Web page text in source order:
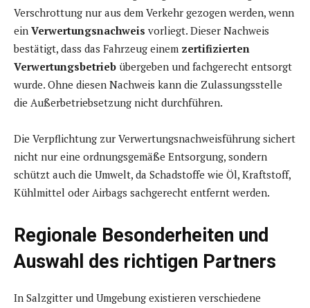
Verschrottung nur aus dem Verkehr gezogen werden, wenn
ein Verwertungsnachweis vorliegt. Dieser Nachweis
bestätigt, dass das Fahrzeug einem zertifizierten
Verwertungsbetrieb übergeben und fachgerecht entsorgt
wurde. Ohne diesen Nachweis kann die Zulassungsstelle
die Außerbetriebsetzung nicht durchführen.
Die Verpflichtung zur Verwertungsnachweisführung sichert
nicht nur eine ordnungsgemäße Entsorgung, sondern
schützt auch die Umwelt, da Schadstoffe wie Öl, Kraftstoff,
Kühlmittel oder Airbags sachgerecht entfernt werden.
Regionale Besonderheiten und
Auswahl des richtigen Partners
In Salzgitter und Umgebung existieren verschiedene